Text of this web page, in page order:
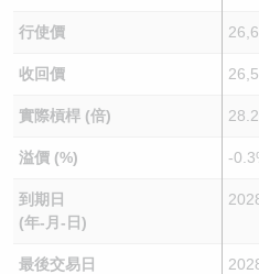
行使價
收回價
實際槓桿 (倍)
溢價 (%) -
到期日
(年-月-日)
最後交易日